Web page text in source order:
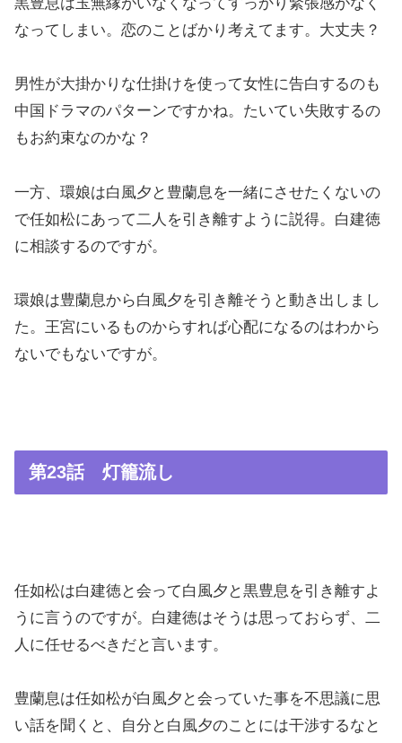
なってしまい。恋のことばかり考えてます。大丈夫？
男性が大掛かりな仕掛けを使って女性に告白するのも
中国ドラマのパターンですかね。たいてい失敗するの
もお約束なのかな？
一方、環娘は白風夕と豊蘭息を一緒にさせたくないの
で任如松にあって二人を引き離すように説得。白建徳
に相談するのですが。
環娘は豊蘭息から白風夕を引き離そうと動き出しまし
た。王宮にいるものからすれば心配になるのはわから
ないでもないですが。
第23話 灯籠流し
任如松は白建徳と会って白風夕と黒豊息を引き離すよ
うに言うのですが。白建徳はそうは思っておらず、二
人に任せるべきだと言います。
豊蘭息は任如松が白風夕と会っていた事を不思議に思
い話を聞くと、自分と白風夕のことには干渉するなと